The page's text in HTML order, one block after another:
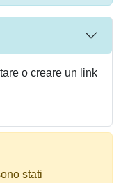
o creare un link
stati